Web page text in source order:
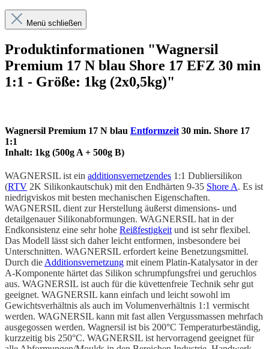
Menü schließen
Produktinformationen "Wagnersil
Premium 17 N blau Shore 17 EFZ 30 min
1:1 - Größe: 1kg (2x0,5kg)"
Wagnersil Premium 17 N blau Entformzeit 30 min. Shore 17
1:1
Inhalt: 1kg (500g A + 500g B)
WAGNERSIL ist ein additionsvernetzendes 1:1 Dubliersilikon
(RTV 2K Silikonkautschuk) mit den Endhärten 9-35 Shore A. Es ist
niedrigviskos mit besten mechanischen Eigenschaften.
WAGNERSIL dient zur Herstellung äußerst dimensions- und
detailgenauer Silikonabformungen. WAGNERSIL hat in der
Endkonsistenz eine sehr hohe Reißfestigkeit und ist sehr flexibel.
Das Modell lässt sich daher leicht entformen, insbesondere bei
Unterschnitten. WAGNERSIL erfordert keine Benetzungsmittel.
Durch die Additionsvernetzung mit einem Platin-Katalysator in der
A-Komponente härtet das Silikon schrumpfungsfrei und geruchlos
aus. WAGNERSIL ist auch für die küvettenfreie Technik sehr gut
geeignet. WAGNERSIL kann einfach und leicht sowohl im
Gewichtsverhältnis als auch im Volumenverhältnis 1:1 vermischt
werden. WAGNERSIL kann mit fast allen Vergussmassen mehrfach
ausgegossen werden. Wagnersil ist bis 200°C Temperaturbeständig,
kurzzeitig bis 250°C. WAGNERSIL ist hervorragend geeignet für